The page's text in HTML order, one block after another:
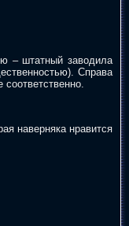
– штатный заводила
Справа
наверняка нравится